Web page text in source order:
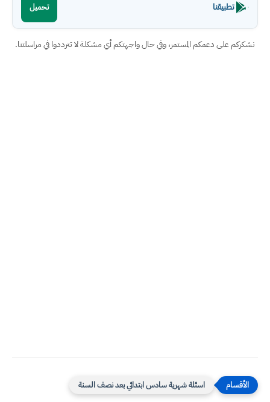
تطبيقنا تحميل
نشكركم على دعمكم المستمر، وفي حال واجهتكم أي مشكلة لا تترددوا في مراسلتنا.
اسئلة شهرية سادس ابتدائي بعد نصف السنة